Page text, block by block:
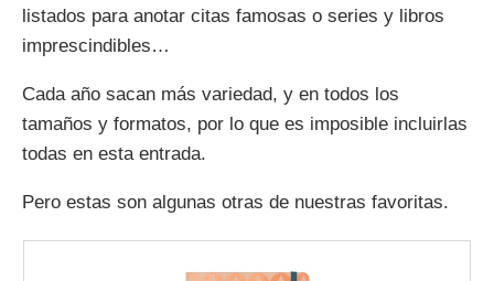
listados para anotar citas famosas o series y libros
imprescindibles…
Cada año sacan más variedad, y en todos los
tamaños y formatos, por lo que es imposible incluirlas
todas en esta entrada.
Pero estas son algunas otras de nuestras favoritas.